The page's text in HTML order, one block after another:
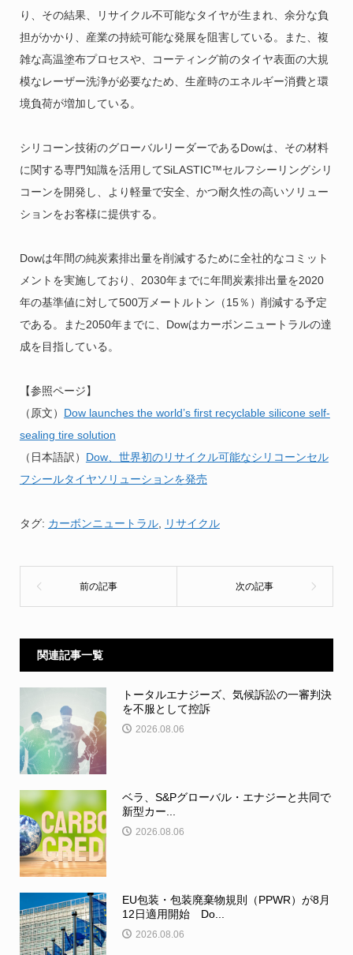
り、その結果、リサイクル不可能なタイヤが生まれ、余分な負
担がかかり、産業の持続可能な発展を阻害している。また、複
雑な高温塗布プロセスや、コーティング前のタイヤ表面の大規
模なレーザー洗浄が必要なため、生産時のエネルギー消費と環
境負荷が増加している。
シリコーン技術のグローバルリーダーであるDowは、その材料
に関する専門知識を活用してSiLASTIC™セルフシーリングシリ
コーンを開発し、より軽量で安全、かつ耐久性の高いソリュー
ションをお客様に提供する。
Dowは年間の純炭素排出量を削減するために全社的なコミット
メントを実施しており、2030年までに年間炭素排出量を2020
年の基準値に対して500万メートルトン（15％）削減する予定
である。また2050年までに、Dowはカーボンニュートラルの達
成を目指している。
【参照ページ】
（原文） Dow launches the world’s first recyclable silicone self-
sealing tire solution
（日本語訳） Dow、世界初のリサイクル可能なシリコーンセル
フシールタイヤソリューションを発売
タグ: カーボンニュートラル, リサイクル
関連記事一覧
トータルエナジーズ、気候訴訟の一審判決
を不服として控訴
2026.08.06
ベラ、S&Pグローバル・エナジーと共同で
新型カー...
2026.08.06
EU包装・包装廃棄物規則（PPWR）が8月
12日適用開始 Do...
2026.08.06